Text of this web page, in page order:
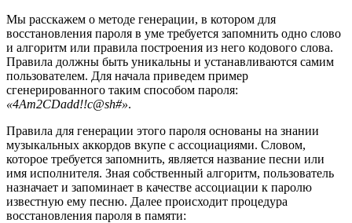
Мы расскажем о методе генерации, в котором для
восстановления пароля в уме требуется запомнить одно слово
и алгоритм или правила построения из него кодового слова.
Правила должны быть уникальны и устанавливаются самим
пользователем. Для начала приведем пример
сгенерированного таким способом пароля:
«4Am2CDadd!!c@sh#».
Правила для генерации этого пароля основаны на знании
музыкальных аккордов вкупе с ассоциациями. Словом,
которое требуется запомнить, является название песни или
имя исполнителя. Зная собственный алгоритм, пользователь
назначает и запоминает в качестве ассоциации к паролю
известную ему песню. Далее происходит процедура
восстановления пароля в памяти: